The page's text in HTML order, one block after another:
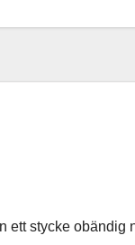
ett stycke